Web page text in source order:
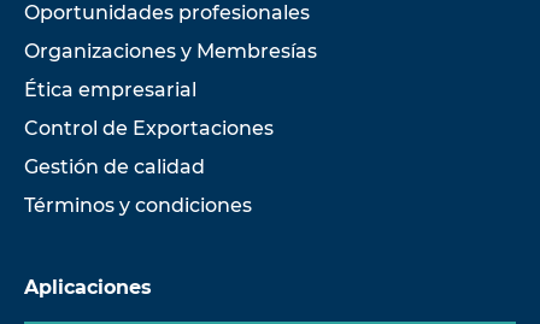
Oportunidades profesionales
Organizaciones y Membresías
Ética empresarial
Control de Exportaciones
Gestión de calidad
Términos y condiciones
Aplicaciones